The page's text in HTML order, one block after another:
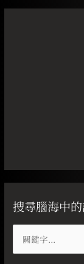
搜尋腦海中
尋